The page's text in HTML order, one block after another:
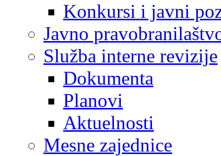
Konkursi i javni
Javno
Služba interne revizije
Dokumenta
Planovi
Aktuelnosti
Mesne zajednice